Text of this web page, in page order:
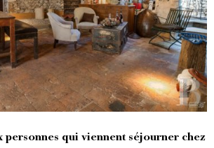
personnes qui viennent séjourner chez